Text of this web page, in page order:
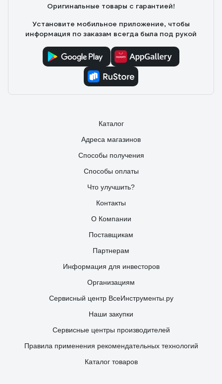
болтореза. Лезвия хорошего качества, закалены. По
качественный инструмент.
Оригинальные товары с гарантией!
Установите мобильное приложение, чтобы
информация по заказам всегда была под рукой
Каталог
Адреса магазинов
Способы получения
Способы оплаты
Что улучшить?
Контакты
О Компании
Поставщикам
Партнерам
Информация для инвесторов
Организациям
Сервисный центр ВсеИнструменты.ру
Наши закупки
Сервисные центры производителей
Правила применения рекомендательных технологий
Каталог товаров